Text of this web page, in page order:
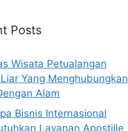
Posts
Wisata Petualangan
Yang Menghubungkan
Alam
Bisnis Internasional
Layanan Apostille